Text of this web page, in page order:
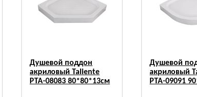
Душевой поддон
акриловый Taliente
PTA-08083 80*80*13см
Душевой
акриловый
PTA-09091